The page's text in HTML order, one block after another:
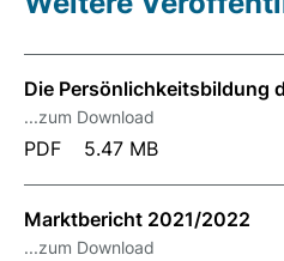
Die Persönlichkeitsbildung
...zum Download
PDF 5.47 MB
Marktbericht 2021/2022
...zum Download